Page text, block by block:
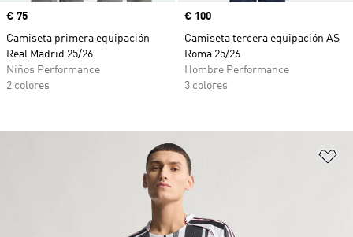
Precio
€ 75
Camiseta primera equipación
Real Madrid 25/26
Niños Performance
2 colores
Precio
€ 100
Camiseta tercera equipación AS
Roma 25/26
Hombre Performance
3 colores